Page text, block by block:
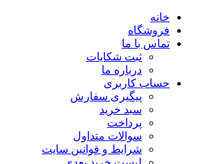
خانه
فروشگاه
تماس با ما
ثبت شکایات
درباره ما
حساب کاربری
پیگیری سفارش
سبد خرید
پرداخت
سوالات متداول
شرایط و قوانین سایت